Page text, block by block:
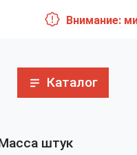
Внимание:
Каталог
штук